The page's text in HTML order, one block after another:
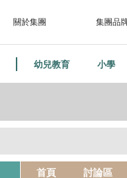
關於集團 集團品
幼兒教育 小學
首頁 討論區